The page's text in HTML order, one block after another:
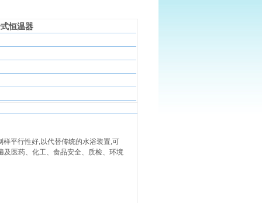
恒温器
样平行性好,以代替传统的水浴装置,可
及医药、化工、食品安全、质检、环境